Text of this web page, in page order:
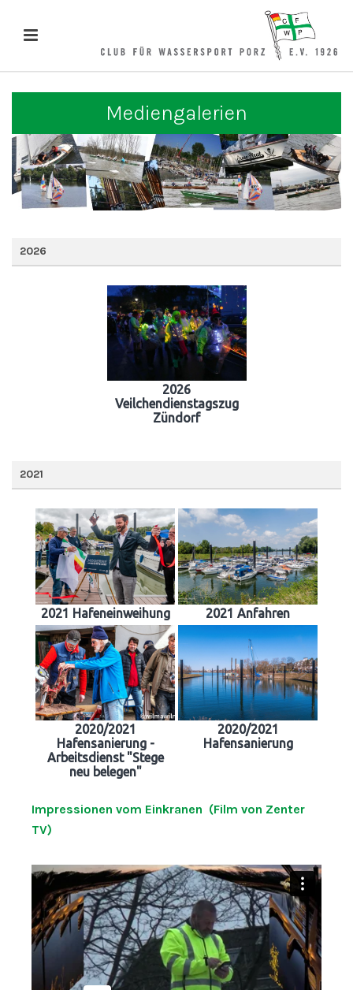
Mediengalerien
2026
2026
Veilchendienstagszug
Zündorf
2021
2021 Hafeneinweihung 2021 Anfahren
2020/2021
Hafensanierung -
Arbeitsdienst "Stege
neu belegen"
2020/2021
Hafensanierung
Impressionen vom Einkranen (Film von Zenter
TV)